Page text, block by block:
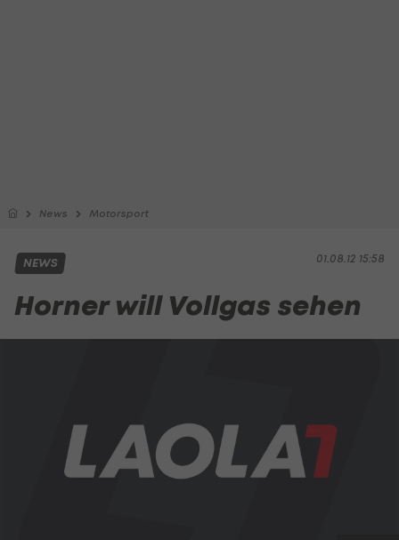
News Motorsport
01.08.12 15:58
NEWS
Horner will Vollgas sehen